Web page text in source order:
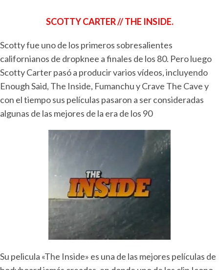
SCOTTY CARTER // THE INSIDE.
Scotty fue uno de los primeros sobresalientes
californianos de dropknee a finales de los 80. Pero luego
Scotty Carter pasó a producir varios vídeos, incluyendo
Enough Said, The Inside, Fumanchu y Crave The Cave y
con el tiempo sus películas pasaron a ser consideradas
algunas de las mejores de la era de los 90
Su pelicula «The Inside» es una de las mejores películas de